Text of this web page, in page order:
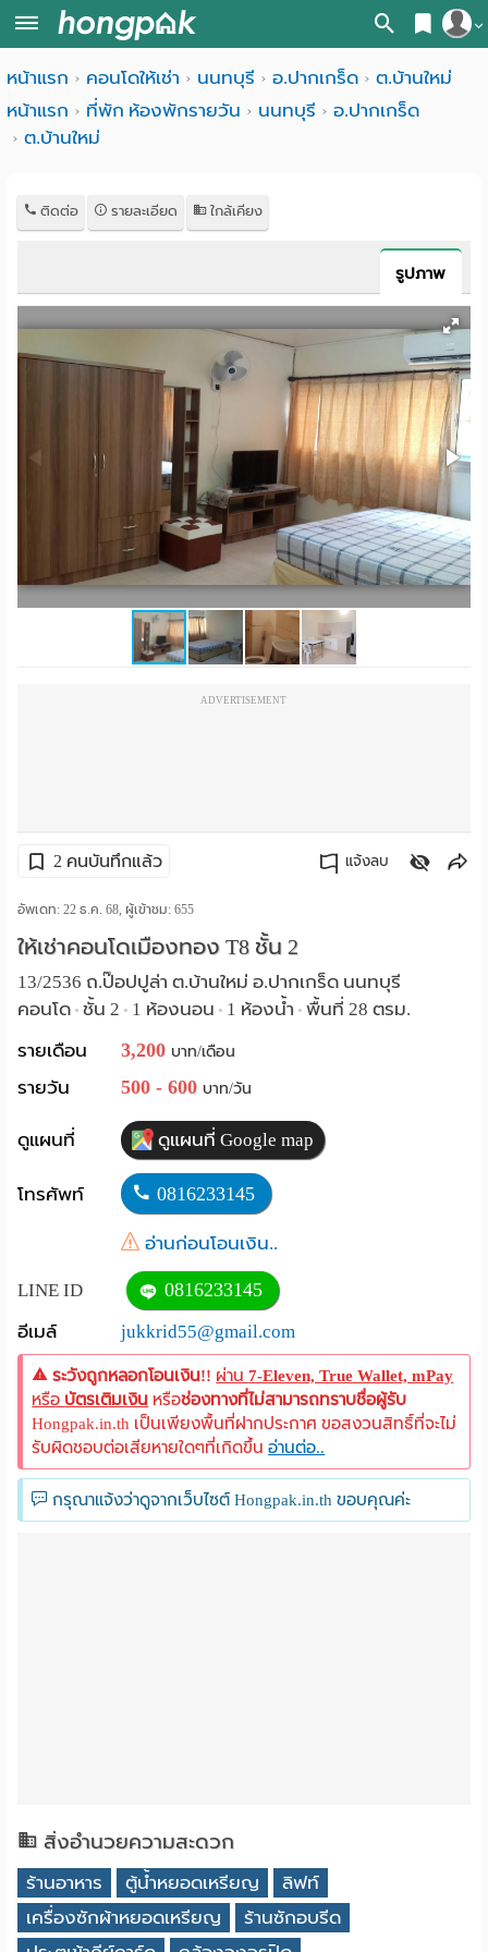
สมัครสมาชิก
เข้าสู่ระบบ
หน้า
แรก
หอพัก ใกล้ฉัน
ค้นตามจังหวัด
อ
ท
ห้อง
ลง
ประกาศ
ฟรี
Language
:
English
หน้าแรก คอนโดให้เช่า นนทบุรี อ.ปากเกร็ด
ต.บ้านใหม่
หน้าแรก
ที่พัก ห้องพักรายวัน นนทบุรี
อ.ปากเกร็ด
ต.บ้านใหม่
ติดต่อ รายละเอียด ใกล้เคียง
รูปภาพ
ADVERTISEMENT
2 คนบันทึกแล้ว แจ้งลบ
อัพเดท: 22 ธ.ค. 68, ผู้เข้าชม:655
ให้เช่าคอนโดเมืองทอง T8 ชั้น 2
13/2536 ถ.ป๊อปปูล่า ต.บ้านใหม่ อ.ปากเกร็ด นนทบุรี
คอนโด • ชั้น 2 • 1 ห้องนอน • 1 ห้องน้ำ • พื้นที่ 28 ตรม.
รายเดือน
3,200 บาท/เดือน
รายวัน 500 - 600 บาท/วัน
ดูแผนที่ ดูแผนที่ Google map
โทรศัพท์ 0816233145
อ่านก่อนโอนเงิน..
LINE ID 0816233145
อีเมล์ jukkrid55@gmail.com
ระวังถูกหลอกโอนเงิน!! ผ่าน7-Eleven, True Wallet, mPay
หรือ บัตรเติมเงิน หรือช่องทางที่ไม่สามารถทราบชื่อผู้รับ
Hongpak.in.th เป็นเพียงพื้นที่ฝากประกาศ ขอสงวนสิทธิ์ที่จะไม่
รับผิดชอบต่อเสียหายใดๆที่เกิดขึ้นอ่านต่อ..
กรุณาแจ้งว่าดูจากเว็บไซต์ Hongpak.in.th ขอบคุณค่ะ
สิ่งอำนวยความสะดวก
ร้านอาหาร ตู้น้ำหยอดเหรียญ
ลิฟท์
เครื่องซักผ้าหยอดเหรียญ
ร้านซักอบรีด